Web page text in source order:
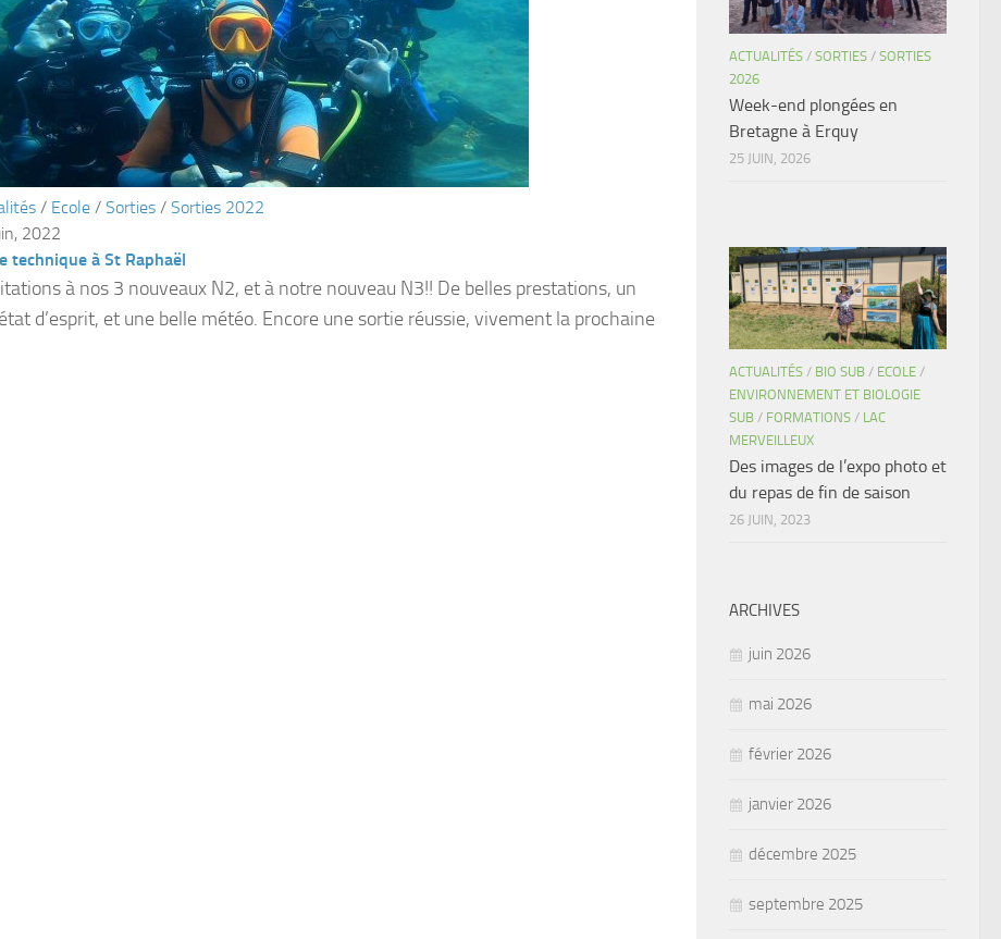
/ Ecole / Sorties / Sorties 2022
2022
technique à St Raphaël
à nos 3 nouveaux N2, et à notre nouveau N3!! De belles prestations, un
d’esprit, et une belle météo. Encore une sortie réussie, vivement la prochaine
ACTUALITÉS / SORTIES / SORTIES
2026
Week-end plongées en
Bretagne à Erquy
25 JUIN, 2026
ACTUALITÉS / BIO SUB / ECOLE /
ENVIRONNEMENT ET BIOLOGIE
SUB / FORMATIONS / LAC
MERVEILLEUX
Des images de l’expo photo et
du repas de fin de saison
26 JUIN, 2023
ARCHIVES
juin 2026
mai 2026
février 2026
janvier 2026
décembre 2025
septembre 2025